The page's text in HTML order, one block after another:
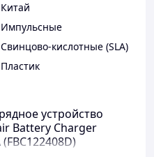
Китай
Импульсные
Свинцово-кислотные (SLA)
Пластик
устройство
Battery Charger